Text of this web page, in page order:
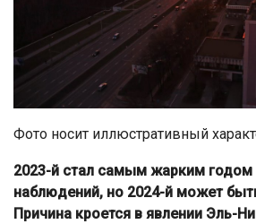
Фото носит иллюстративный
2023-й стал самым жарким
наблюдений, но 2024-й может
Причина кроется в явлении Эль-